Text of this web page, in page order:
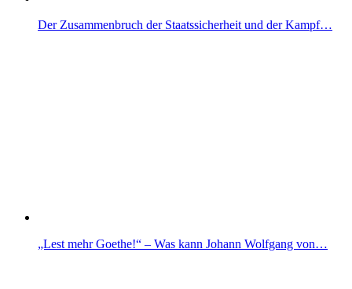
Der Zusammenbruch der Staatssicherheit und der Kampf…
„Lest mehr Goethe!“ – Was kann Johann Wolfgang von…